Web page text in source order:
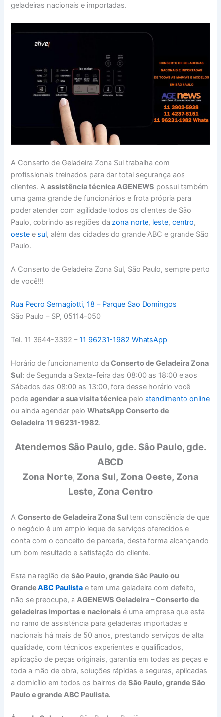
geladeiras nacionais e importadas.
A Conserto de Geladeira Zona Sul trabalha com
profissionais treinados para dar total segurança aos
clientes. Aassistência técnica AGENEWS possui também
uma gama grande de funcionários e frota própria para
poder atender com agilidade todos os clientes de São
Paulo, cobrindo as regiões dazona norte, leste,centro,
oeste e sul, além das cidades do grande ABC e grande São
Paulo.
A Conserto de Geladeira Zona Sul, São Paulo, sempre perto
de você!!!
Rua Pedro Sernagiotti, 18 – Parque Sao Domingos
São Paulo – SP, 05114-050
Tel. 11 3644-3392 –11 96231-1982 WhatsApp
Horário de funcionamento daConserto de Geladeira Zona
Sul: de Segunda a Sexta-feira das 08:00 as 18:00 e aos
Sábados das 08:00 as 13:00, fora desse horário você
podeagendar a sua visita técnica peloatendimento online
ou ainda agendar peloWhatsApp Conserto de
Geladeira 11 96231-1982.
Atendemos São Paulo, gde. São Paulo, gde.
ABCD
Zona Norte, Zona Sul, Zona Oeste, Zona
Leste, Zona Centro
AConserto de Geladeira Zona Sultem consciência de que
o negócio é um amplo leque de serviços oferecidos e
conta com o conceito de parceria, desta forma alcançando
um bom resultado e satisfação do cliente.
Esta na região deSão Paulo, grande São Paulo ou
GrandeABC Paulista e tem uma geladeira com defeito,
não se preocupe, aAGENEWS Geladeira – Conserto de
geladeiras importas e nacionais é uma empresa que esta
no ramo de assistência para geladeiras importadas e
nacionais há mais de 50 anos, prestando serviços de alta
qualidade, com técnicos experientes e qualificados,
aplicação de peças originais, garantia em todas as peças e
toda a mão de obra, soluções rápidas e seguras, aplicadas
a domicílio em todos os bairros deSão Paulo, grande São
Paulo e grande ABC Paulista.